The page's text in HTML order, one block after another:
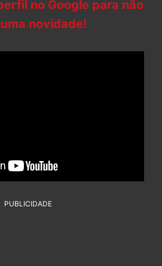
no Google para não
novidade!
PUBLICIDADE